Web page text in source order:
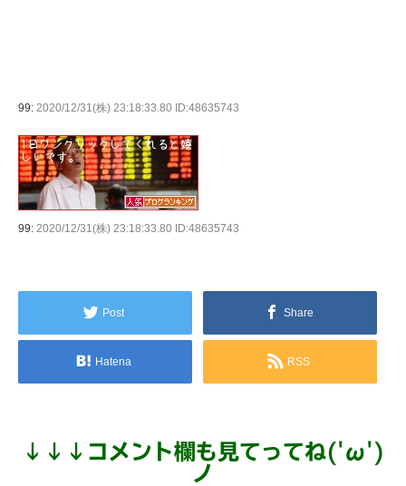
99: 2020/12/31(株) 23:18:33.80 ID:48635743
99: 2020/12/31(株) 23:18:33.80 ID:48635743
Post Share
Hatena RSS
↓ ↓ ↓ コメント欄も見てってね('ω')
ノ